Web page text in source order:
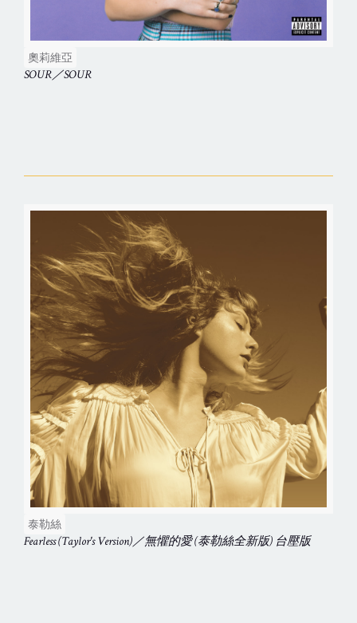
奧莉維亞
SOUR／SOUR
泰勒絲
Fearless (Taylor's Version)／無懼的愛 (泰勒絲全新版) 台壓版